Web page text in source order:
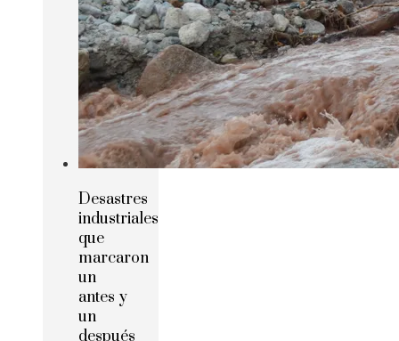
Desastres
industriales
que
marcaron
un
antes y
un
después